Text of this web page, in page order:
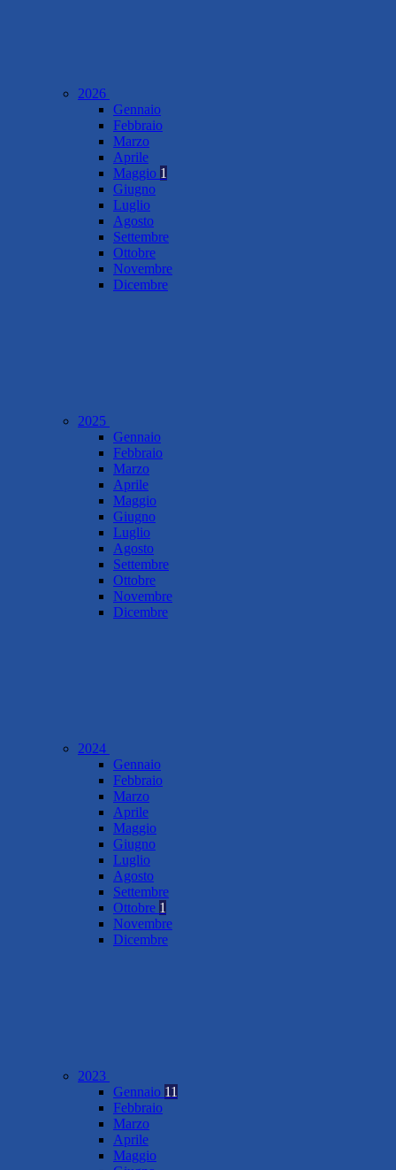
2026
Gennaio
Febbraio
Marzo
Aprile
Maggio 1
Giugno
Luglio
Agosto
Settembre
Ottobre
Novembre
Dicembre
2025
Gennaio
Febbraio
Marzo
Aprile
Maggio
Giugno
Luglio
Agosto
Settembre
Ottobre
Novembre
Dicembre
2024
Gennaio
Febbraio
Marzo
Aprile
Maggio
Giugno
Luglio
Agosto
Settembre
Ottobre 1
Novembre
Dicembre
2023
Gennaio 11
Febbraio
Marzo
Aprile
Maggio